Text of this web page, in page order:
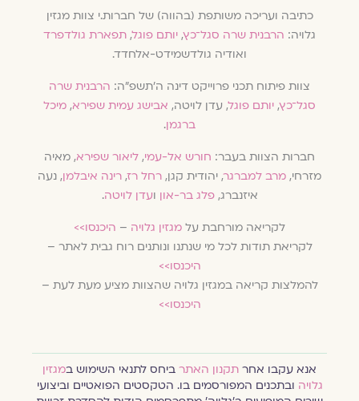
כתיבה ועריכה משותפת (בהווה) של חברות.י צוות מגזין
גלויה:הרבנית שרה סגל־כץ,יותם פוגל,תפארת גולדפרד
ואודיה גולדשמידט-אלחדד.
צוות פיתוח תכני פרוייקט דינה ה׳תשפ״ה:הרבנית שרה
סגל־כץ,יותם פוגל, עדן לויטה,אבישג עמית שפירא,מיכל
ברגמן.
חברות הצוות בעבר:חורש אל-עמי,ליאור שפירא, מאיה
מזרחי,מרב למברגר, יהודית קגן,רחל רז,רינה איבלמן, נעה
איזנברג,פלג בר-אוןועדן לויטה.
לקריאה מורחבת עלמגזין גלויה–היכנסו>>
לקריאת תודות לכל מי שנתנו ונותנים רוח גבית לאתר –
היכנסו>>
להמלצות קריאה במגזין גלויה שהצוות מציע מעת לעת –
היכנסו>>
אנא עקבו אחרתקנון האתרביחס לתנאי השימוש ב מגזין
גלויהובתכנים המפורסמים בו. הטקסטים הפואטיים וביצועי